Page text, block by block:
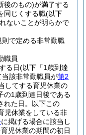
後のもの)が満了する
同じくする職(以下
ないことが明らかで
で定める非常勤職
職員
る日(以下「1歳到達
該非常勤職員が第2
してする育児休業の
の1歳到達日後である
れた日。以下この
児休業をしている非
に掲げる場合に該当し
児休業の期間の初日